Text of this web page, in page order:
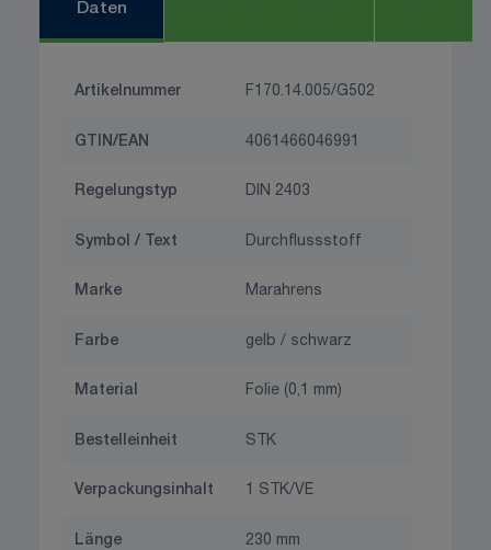
Daten
Artikelnummer F170.14.005/G502
GTIN/EAN 4061466046991
Regelungstyp DIN 2403
Symbol / Text Durchflussstoff
Marke Marahrens
Farbe gelb / schwarz
Material Folie (0,1 mm)
Bestelleinheit STK
Verpackungsinhalt 1 STK/VE
Länge 230 mm